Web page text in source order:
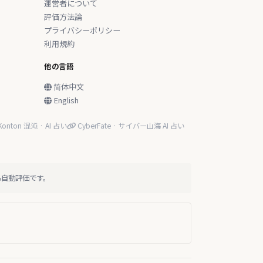
運営者について
評価方法論
プライバシーポリシー
利用規約
他の言語
简体中文
English
混沌 · AI 占い CyberFate · サイバー山海 AI 占い
動評価です。